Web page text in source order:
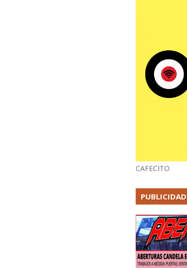
CAFECITO
PUBLICIDAD